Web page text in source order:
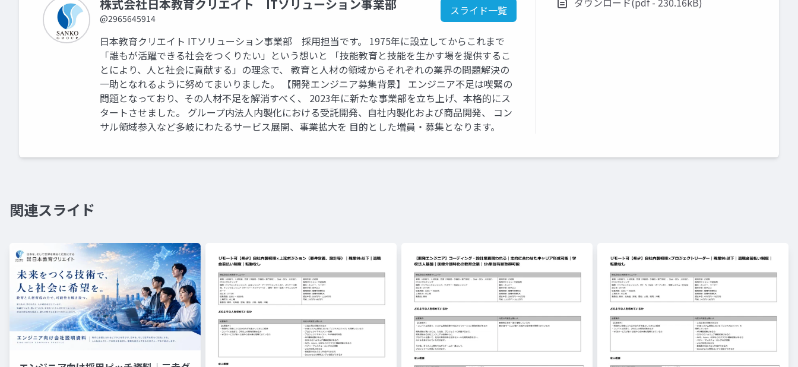
株式会社日本教育クリエイト ITソリューション事業部
@2965645914
スライド一覧
日本教育クリエイト ITソリューション事業部 採用担当です。 1975年に設立してからこれまで
「誰もが活躍できる社会をつくりたい」という想いと 「技能教育と技能を生かす場を提供するこ
とにより、人と社会に貢献する」の理念で、 教育と人材の領域からそれぞれの業界の問題解決の
一助となれるように努めてまいりました。 【開発エンジニア募集背景】 エンジニア不足は喫緊の
問題となっており、その人材不足を解消すべく、 2023年に新たな事業部を立ち上げ、本格的にス
タートさせました。 グループ内法人内製化における受託開発、自社内製化および商品開発、 コン
サル領域参入など多岐にわたるサービス展開、事業拡大を 目的とした増員・募集となります。
関連スライド